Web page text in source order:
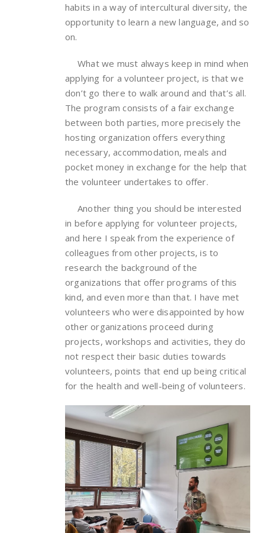
habits in a way of intercultural diversity, the
opportunity to learn a new language, and so
on.
What we must always keep in mind when
applying for a volunteer project, is that we
don’t go there to walk around and that’s all.
The program consists of a fair exchange
between both parties, more precisely the
hosting organization offers everything
necessary, accommodation, meals and
pocket money in exchange for the help that
the volunteer undertakes to offer.
Another thing you should be interested
in before applying for volunteer projects,
and here I speak from the experience of
colleagues from other projects, is to
research the background of the
organizations that offer programs of this
kind, and even more than that. I have met
volunteers who were disappointed by how
other organizations proceed during
projects, workshops and activities, they do
not respect their basic duties towards
volunteers, points that end up being critical
for the health and well-being of volunteers.